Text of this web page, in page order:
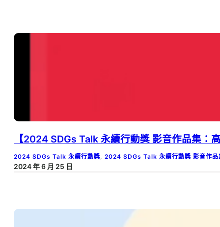
【2024 SDGs Talk 永續行動獎 影音作品集：
2024 SDGs Talk 永續行動獎 2024 SDGs Talk 永續行動獎 影音作品
2024 年 6 月 25 日